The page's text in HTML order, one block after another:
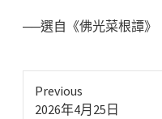
──選自《佛光菜根譚》
Previous
Previous
2026年4月25日